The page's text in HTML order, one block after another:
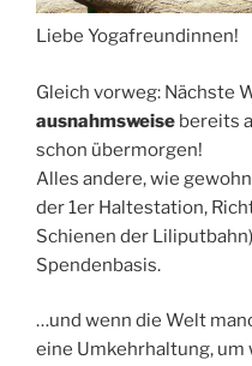
Liebe Yogafreundinnen!
Gleich vorweg: Nächste
ausnahmsweise bereits
schon übermorgen!
Alles andere, wie
der 1er Haltestation,
Schienen der
Spendenbasis.
…und wenn die Welt
eine Umkehrhaltung, um